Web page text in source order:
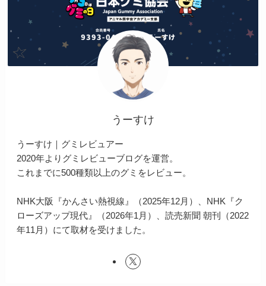
うーすけ
うーすけ｜グミレビュアー
2020年よりグミレビューブログを運営。
これまでに500種類以上のグミをレビュー。
NHK大阪『かんさい熱視線』（2025年12月）、NHK『ク
ローズアップ現代』（2026年1月）、読売新聞 朝刊（2022
年11月）にて取材を受けました。